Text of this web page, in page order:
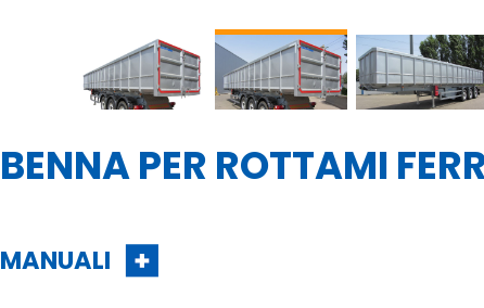
BENNA PER ROTTAMI
MANUALI